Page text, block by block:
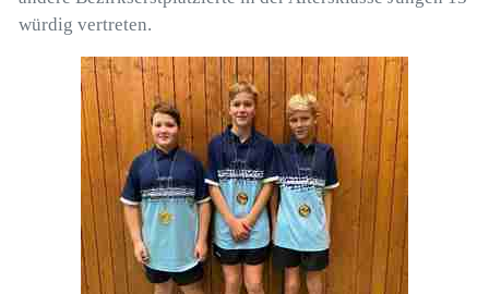
würdig vertreten.